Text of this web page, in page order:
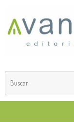
contenido